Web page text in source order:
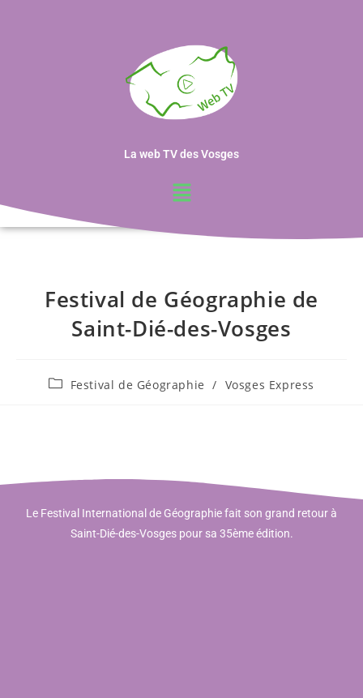
La web TV des Vosges
Festival de Géographie de
Saint-Dié-des-Vosges
Festival de Géographie / Vosges Express
Le Festival International de Géographie fait son grand retour à
Saint-Dié-des-Vosges pour sa 35ème édition.